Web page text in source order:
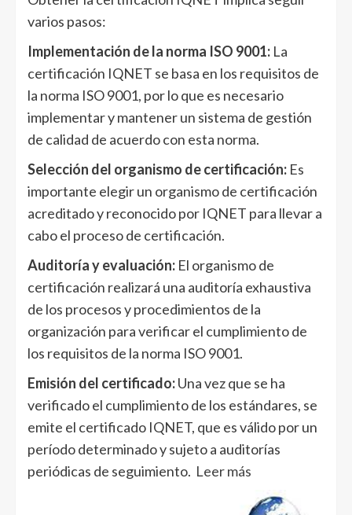
varios pasos:
Implementación de la norma ISO 9001: La
certificación IQNET se basa en los requisitos de
la norma ISO 9001, por lo que es necesario
implementar y mantener un sistema de gestión
de calidad de acuerdo con esta norma.
Selección del organismo de certificación: Es
importante elegir un organismo de certificación
acreditado y reconocido por IQNET para llevar a
cabo el proceso de certificación.
Auditoría y evaluación: El organismo de
certificación realizará una auditoría exhaustiva
de los procesos y procedimientos de la
organización para verificar el cumplimiento de
los requisitos de la norma ISO 9001.
Emisión del certificado:Una vez que se ha
verificado el cumplimiento de los estándares, se
emite el certificado IQNET, que es válido por un
período determinado y sujeto a auditorías
periódicas de seguimiento. Leer más